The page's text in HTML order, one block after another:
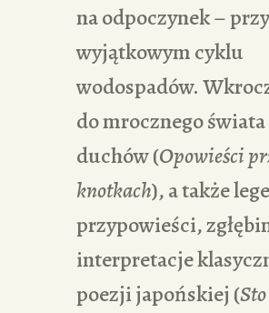
na odpoczynek – przy
wyjątkowym cyklu
wodospadów.
do mrocznego świata
duchów (Opowieści
knotkach), a także
przypowieści,
interpretacje
poezji japońskiej (Sto